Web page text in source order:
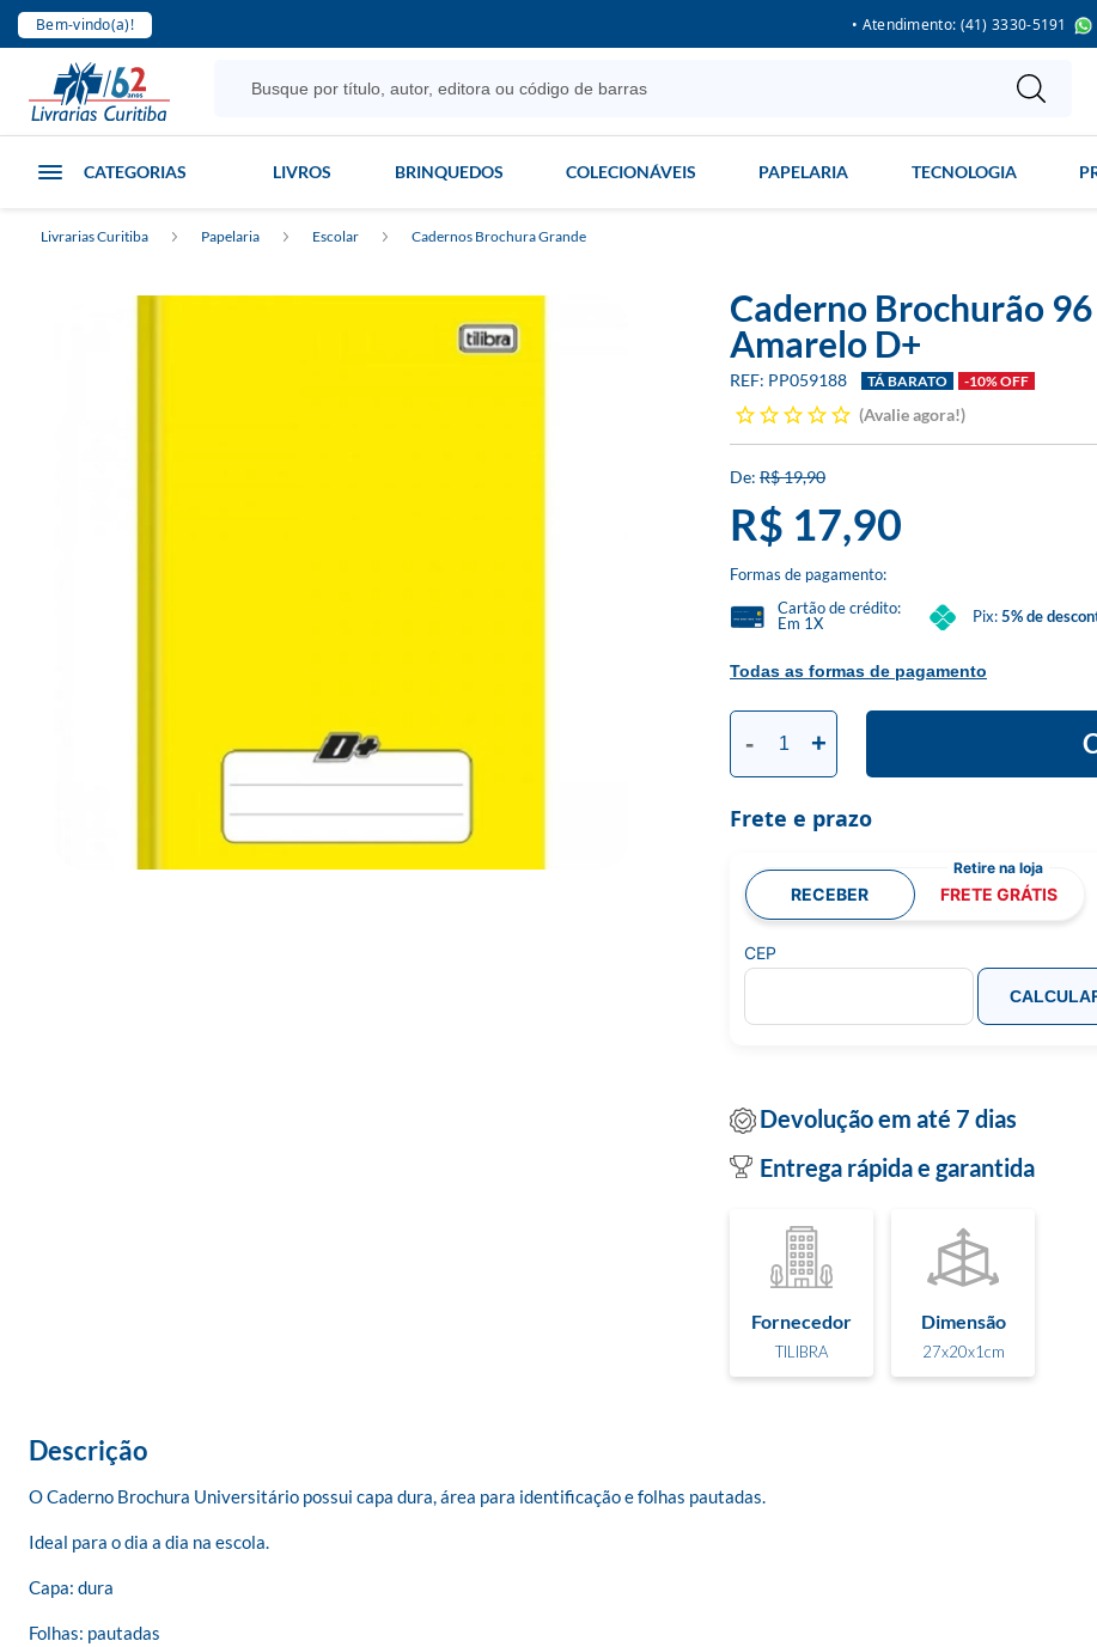
Bem-vindo(a)! • Atendimento: (41) 3330-5191
CATEGORIAS LIVROS BRINQUEDOS COLECIONÁVEIS PAPELARIA TECNOLOGIA
Livrarias Curitiba Papelaria Escolar Cadernos Brochura Grande
Caderno Brochurão
Amarelo D+
PP059188 TÁ BARATO -10% OFF
Avalie agora!
R$ 19,90
R$ 17,90
Formas de pagamento:
Todas as formas de pagamento
Cartão de crédito:
Em 1X
Pix:5% de
- +
Frete e prazo
RECEBER FRETE GRÁTIS
CEP
Devolução em até 7 dias
Entrega rápida e garantida
Fornecedor
TILIBRA
Dimensão
27x20x1cm
Descrição
O Caderno Brochura Universitário possui capa dura, área para identificação e folhas pautadas.
Ideal para o dia a dia na escola.
Capa: dura
Folhas: pautadas